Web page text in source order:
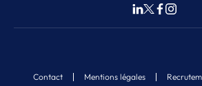
Contact Mentions légales